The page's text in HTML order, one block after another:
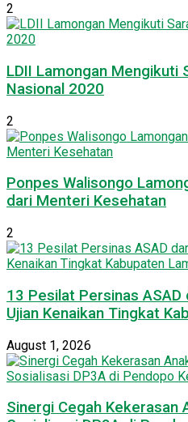
2
LDII Lamongan Mengikuti
Nasional 2020
2
Ponpes Walisongo
dari Menteri Kesehatan
2
13 Pesilat Persinas ASAD
Ujian Kenaikan Tingkat
August 1, 2026
Sinergi Cegah Kekerasan